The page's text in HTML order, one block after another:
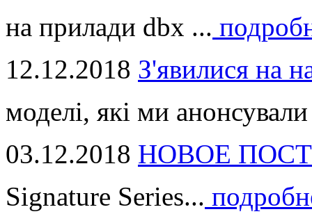
на прилади dbx ...
12.12.2018 З'явилися на
моделі, які ми
03.12.2018 НОВОЕ
Signature Series...